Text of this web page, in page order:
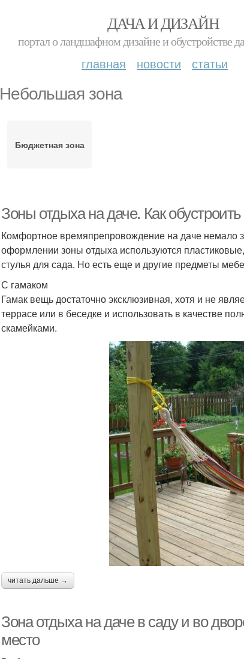
ДАЧА И ДИЗАЙН
портал о ландшафном дизайне и обустройстве
главная новости статьи
Небольшая зона
Бюджетная зона
Зоны отдыха на даче. Как
Комфортное времяпрепровождение на даче немало
оформлении зоны отдыха используются
стулья для сада. Но есть еще и другие предметы
С гамаком
Гамак вещь достаточно эксклюзивная, хотя и не
террасе или в беседке и использовать в качестве
скамейками.
читать дальше →
Зона отдыха на даче в саду и во
место